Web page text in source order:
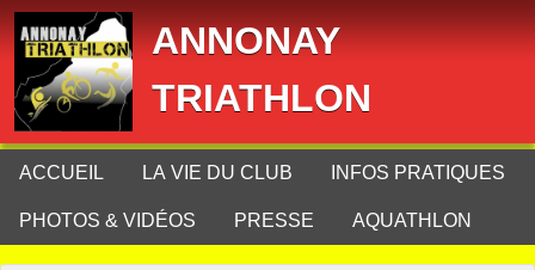
ANNONAY
TRIATHLON
ACCUEIL LA VIE DU CLUB INFOS PRATIQUES
PHOTOS & VIDÉOS PRESSE AQUATHLON
Panneau de gestion des cookies